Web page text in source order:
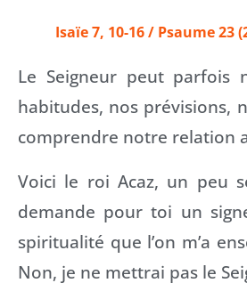
Isaïe 7, 10-16 / Psaume 23
Le Seigneur peut parfois
habitudes, nos prévisions,
comprendre notre relation
Voici le roi Acaz, un peu
demande pour toi un
spiritualité que l’on m’a
Non, je ne mettrai pas le